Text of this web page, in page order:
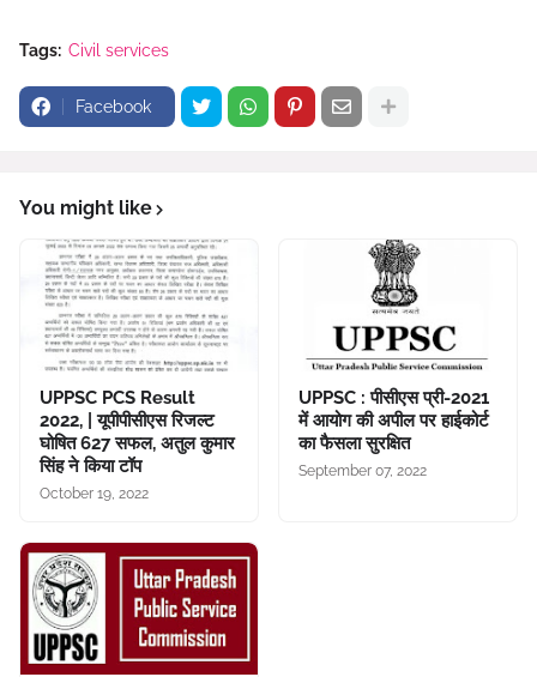
Tags: Civil services
Facebook
You might like
UPPSC PCS Result
2022, | यूपीपीसीएस रिजल्ट
घोषित 627 सफल, अतुल कुमार
सिंह ने किया टॉप
October 19, 2022
UPPSC : पीसीएस प्री-2021
में आयोग की अपील पर हाईकोर्ट
का फैसला सुरक्षित
September 07, 2022